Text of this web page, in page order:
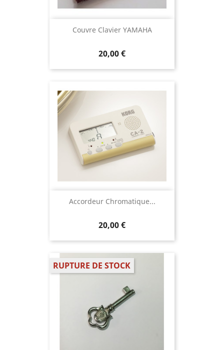
Couvre Clavier YAMAHA
20,00 €
Accordeur Chromatique...
20,00 €
RUPTURE DE STOCK